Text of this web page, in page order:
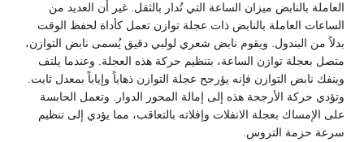
العاملة بالنابض ميزان الساعة التي تُدار بالثقل. غير أن العديد من
الساعات العاملة بالنابض ذات عجلة توازن تعمل كأداة لحفظ الوقت
بدلاً من البندول. ويقوم نابض شعري لولبي دقيق يُسمى نابض التوازن،
متصل بعجلة توازن الساعة، بتنظيم حركة هذه العجلة. وعندما يلتف
وينفك نابض التوازن فإنه يؤرجح عجلة التوازن ذهاباً وإياباً بمعدل ثابت.
وتؤدي حركة الأرجحة هذه إلى إمالة المحور الدوار. وتعمل الحابسة
على الإمساك بعجلة الانفلات وإفلاته بالتعاقب، مما يؤدي إلى تنظيم
سرعة حزمة التروس.